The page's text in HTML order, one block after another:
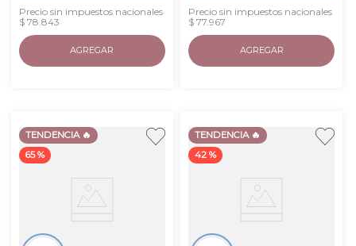
Precio sin impuestos nacionales
$ 78.843
AGREGAR
Precio sin impuestos nacionales
$ 77.967
AGREGAR
TENDENCIA 🔥
65 %
TENDENCIA 🔥
42 %